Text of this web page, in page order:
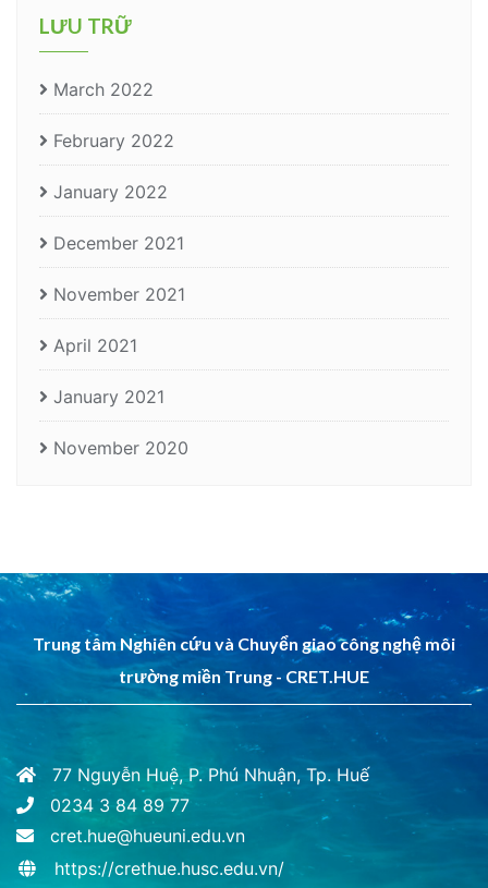
LƯU TRỮ
March 2022
February 2022
January 2022
December 2021
November 2021
April 2021
January 2021
November 2020
Trung tâm Nghiên cứu và Chuyển giao công nghệ môi
trường miền Trung - CRET.HUE
77 Nguyễn Huệ, P. Phú Nhuận, Tp. Huế
0234 3 84 89 77
cret.hue@hueuni.edu.vn
https://crethue.husc.edu.vn/